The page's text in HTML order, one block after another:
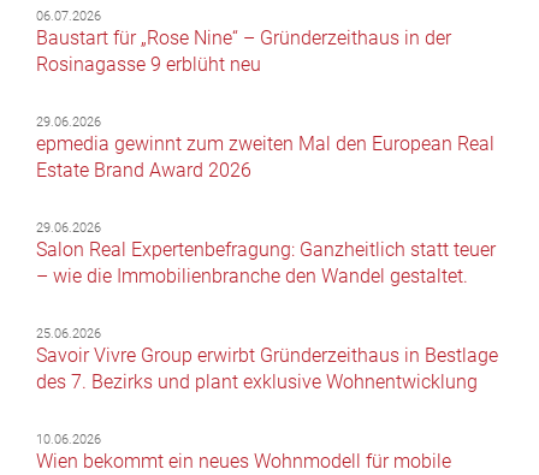
06.07.2026
Baustart für „Rose Nine“ – Gründerzeithaus in der
Rosinagasse 9 erblüht neu
29.06.2026
epmedia gewinnt zum zweiten Mal den European Real
Estate Brand Award 2026
29.06.2026
Salon Real Expertenbefragung: Ganzheitlich statt teuer
– wie die Immobilienbranche den Wandel gestaltet.
25.06.2026
Savoir Vivre Group erwirbt Gründerzeithaus in Bestlage
des 7. Bezirks und plant exklusive Wohnentwicklung
10.06.2026
Wien bekommt ein neues Wohnmodell für mobile